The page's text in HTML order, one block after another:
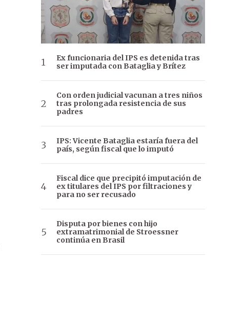
Ex funcionaria del IPS es detenida tras
ser imputada con Bataglia y Brítez
Con orden judicial vacunan a tres niños
tras prolongada resistencia de sus
padres
IPS: Vicente Bataglia estaría fuera del
país, según fiscal que lo imputó
Fiscal dice que precipitó imputación de
ex titulares del IPS por filtraciones y
para no ser recusado
Disputa por bienes con hijo
extramatrimonial de Stroessner
continúa en Brasil